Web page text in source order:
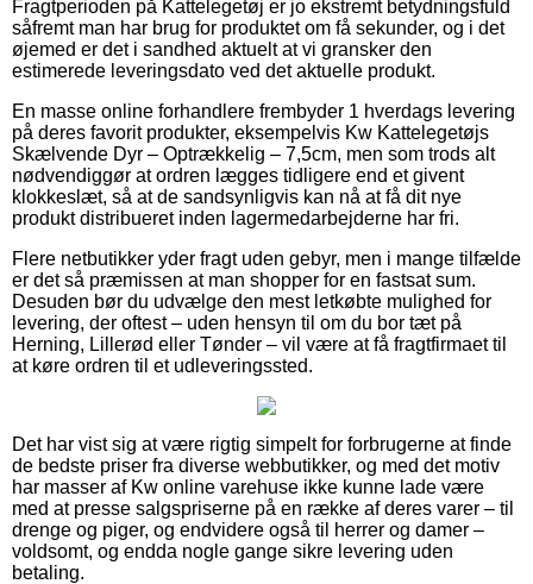
Fragtperioden på Kattelegetøj er jo ekstremt betydningsfuld
såfremt man har brug for produktet om få sekunder, og i det
øjemed er det i sandhed aktuelt at vi gransker den
estimerede leveringsdato ved det aktuelle produkt.
En masse online forhandlere frembyder 1 hverdags levering
på deres favorit produkter, eksempelvis Kw Kattelegetøjs
Skælvende Dyr – Optrækkelig – 7,5cm, men som trods alt
nødvendiggør at ordren lægges tidligere end et givent
klokkeslæt, så at de sandsynligvis kan nå at få dit nye
produkt distribueret inden lagermedarbejderne har fri.
Flere netbutikker yder fragt uden gebyr, men i mange tilfælde
er det så præmissen at man shopper for en fastsat sum.
Desuden bør du udvælge den mest letkøbte mulighed for
levering, der oftest – uden hensyn til om du bor tæt på
Herning, Lillerød eller Tønder – vil være at få fragtfirmaet til
at køre ordren til et udleveringssted.
Det har vist sig at være rigtig simpelt for forbrugerne at finde
de bedste priser fra diverse webbutikker, og med det motiv
har masser af Kw online varehuse ikke kunne lade være
med at presse salgspriserne på en række af deres varer – til
drenge og piger, og endvidere også til herrer og damer –
voldsomt, og endda nogle gange sikre levering uden
betaling.